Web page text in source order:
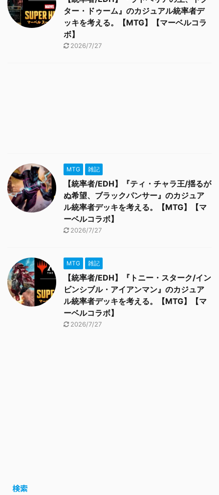
ター・ドゥーム』のカジュアル統率者デ
ッキを考える。【MTG】【マーベルコラ
ボ】
2026/7/27
MTG 雑記
【統率者/EDH】『ティ・チャラ王/揺るが
ぬ希望、ブラックパンサー』のカジュア
ル統率者デッキを考える。【MTG】【マ
ーベルコラボ】
2026/7/27
MTG 雑記
【統率者/EDH】『トニー・スターク/イン
ビンシブル・アイアンマン』のカジュア
ル統率者デッキを考える。【MTG】【マ
ーベルコラボ】
2026/7/27
検索